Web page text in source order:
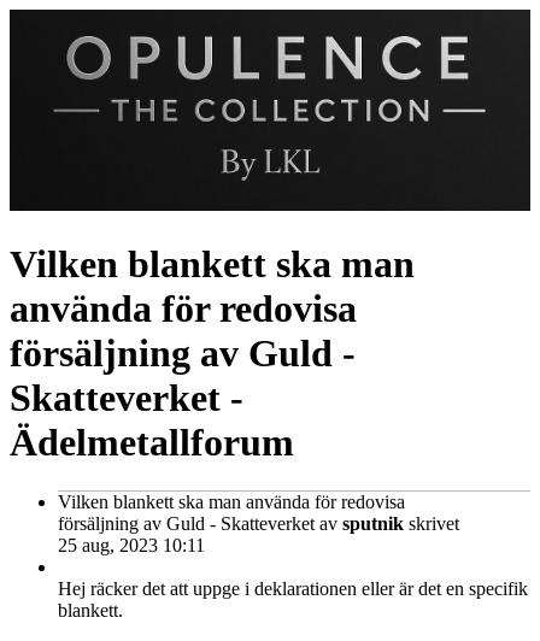
Vilken blankett ska man
använda för redovisa
försäljning av Guld -
Skatteverket -
Ädelmetallforum
Vilken blankett ska man använda för redovisa
försäljning av Guld - Skatteverket av sputnik skrivet
25 aug, 2023 10:11
Hej räcker det att uppge i deklarationen eller är det en specifik
blankett.